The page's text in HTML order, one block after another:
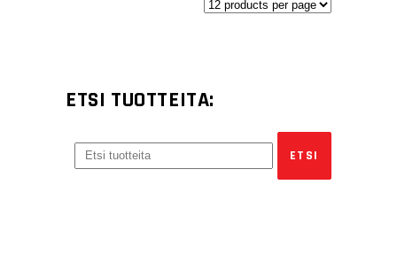
ETSI TUOTTEITA: